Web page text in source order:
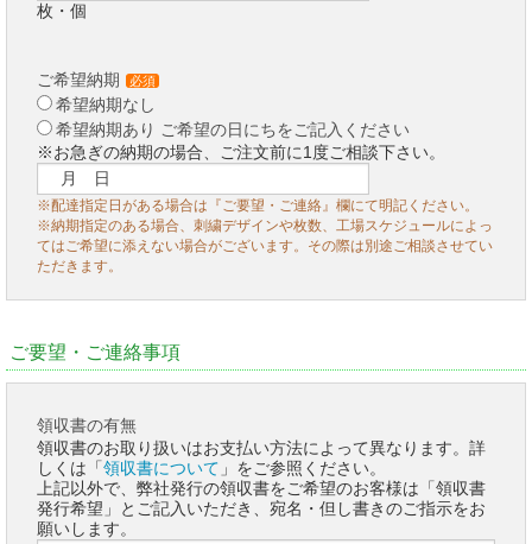
枚・個
ご希望納期 必須
希望納期なし
希望納期あり ご希望の日にちをご記入ください
※お急ぎの納期の場合、ご注文前に1度ご相談下さい。
※配達指定日がある場合は『ご要望・ご連絡』欄にて明記ください。
※納期指定のある場合、刺繍デザインや枚数、工場スケジュールによっ
てはご希望に添えない場合がございます。その際は別途ご相談させてい
ただきます。
ご要望・ご連絡事項
領収書の有無
領収書のお取り扱いはお支払い方法によって異なります。詳
しくは「領収書について 」をご参照ください。
上記以外で、弊社発行の領収書をご希望のお客様は「領収書
発行希望」とご記入いただき、宛名・但し書きのご指示をお
願いします。